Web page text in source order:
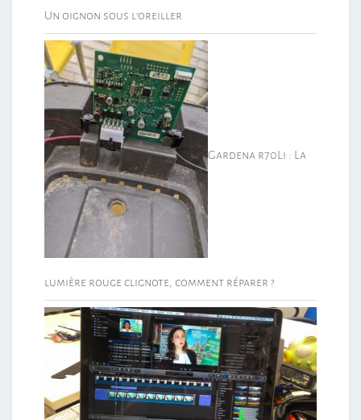
Un oignon sous l’oreiller
Gardena r70Li : La
lumière rouge clignote, comment réparer ?